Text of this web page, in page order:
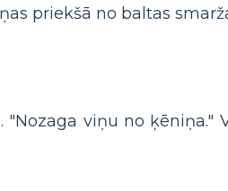
priekšā no baltas
viņu no